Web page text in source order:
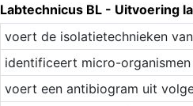
Labtechnicus BL - Uitvoering
voert de isolatietechnieken
identificeert micro-organismen
voert een antibiogram uit